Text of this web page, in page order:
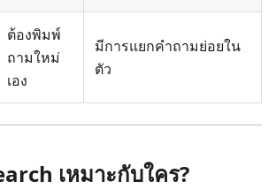
ต้องพิมพ์
ถามใหม่
เอง
มีการแยกคำถามย่อยใน
ตัว
เหมาะกับใคร?